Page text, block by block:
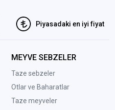
Piyasadaki en iyi fiyat
MEYVE SEBZELER
Taze sebzeler
Otlar ve Baharatlar
Taze meyveler